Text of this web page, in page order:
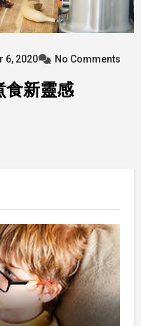
6, 2020 No Comments
食新靈感